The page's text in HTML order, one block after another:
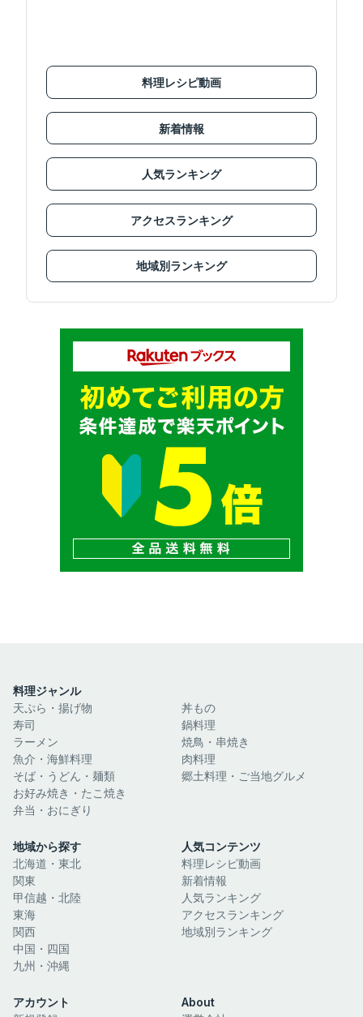
料理レシピ動画
新着情報
人気ランキング
アクセスランキング
地域別ランキング
料理ジャンル
天ぷら・揚げ物
寿司
ラーメン
魚介・海鮮料理
そば・うどん・麺類
お好み焼き・たこ焼き
弁当・おにぎり
丼もの
鍋料理
焼鳥・串焼き
肉料理
郷土料理・ご当地グルメ
地域から探す
北海道・東北
関東
甲信越・北陸
東海
関西
中国・四国
九州・沖縄
人気コンテンツ
料理レシピ動画
新着情報
人気ランキング
アクセスランキング
地域別ランキング
アカウント
About